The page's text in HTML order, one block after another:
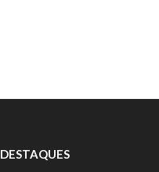
DESTAQUES